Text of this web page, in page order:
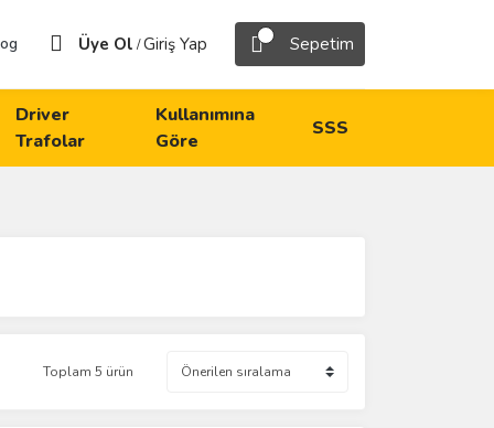
Üye Ol /Giriş Yap Sepetim
Driver
Trafolar
Kullanımına
Göre
SSS
Toplam 5 ürün